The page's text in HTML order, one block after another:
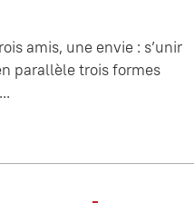
amis, une envie : s’unir
parallèle trois formes